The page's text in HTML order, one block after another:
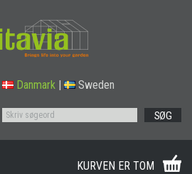
Danmark Sweden
SØG
KURVEN ER TOM